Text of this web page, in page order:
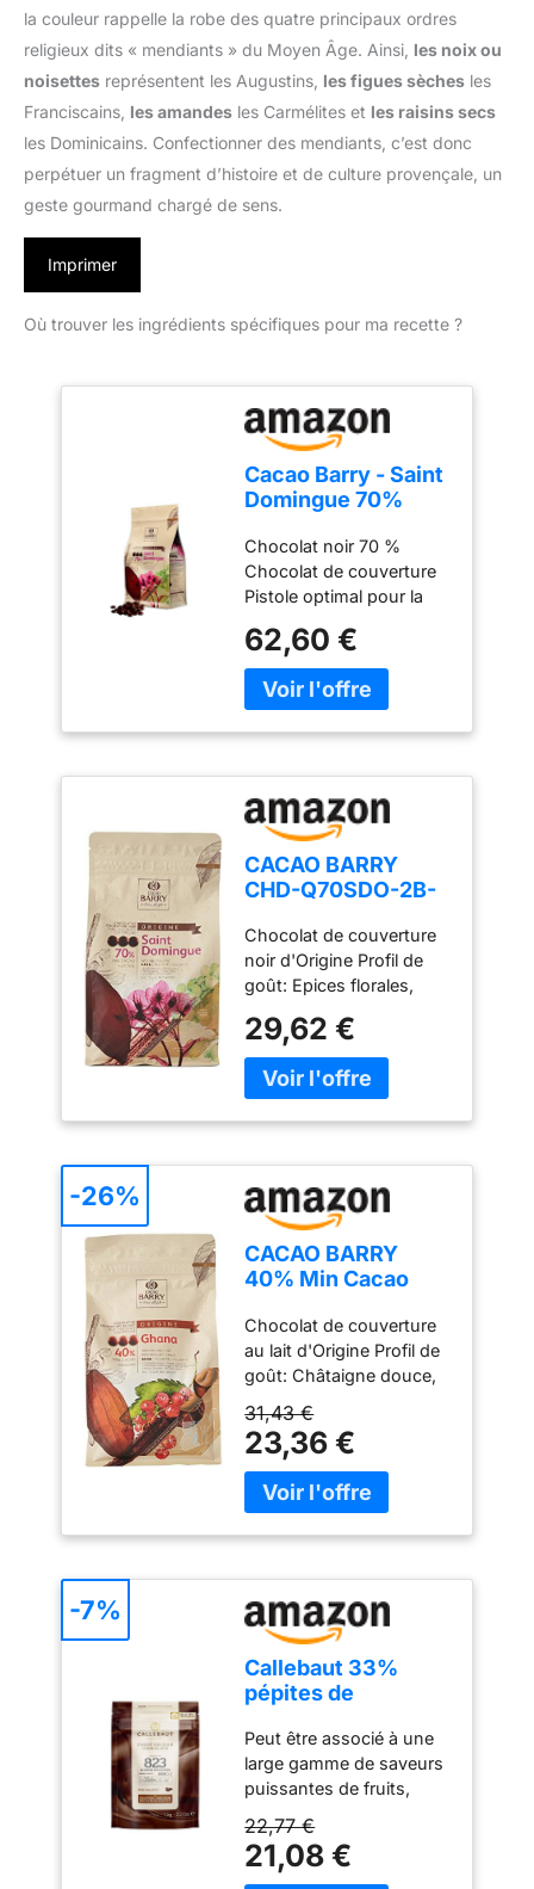
la couleur rappelle la robe des quatre principaux ordres
religieux dits « mendiants » du Moyen Âge. Ainsi, les noix ou
noisettes représentent les Augustins, les figues sèches les
Franciscains, les amandes les Carmélites et les raisins secs
les Dominicains. Confectionner des mendiants, c’est donc
perpétuer un fragment d’histoire et de culture provençale, un
geste gourmand chargé de sens.
Imprimer
Où trouver les ingrédients spécifiques pour ma recette ?
Cacao Barry - Saint
Domingue 70%
noir de couverture
pistoles 2,5 kg
Chocolat noir 70 %
Chocolat de couverture
Pistole optimal pour la
porfessionnels et les
particuliers Origine Saint
Domingue sac de 2.5Kg
62,60 €
CACAO BARRY
CHD-Q70SDO-2B-
Cacao Chocolat
Saint Domingue
Pistoles 1 kg
Chocolat de couverture
noir d'Origine Profil de
goût: Epices florales,
Application: Moulage,
Tablette, Enrobage
29,62 €
CACAO BARRY
40% Min Cacao
Pistoles 1 kg
Chocolat de couverture
au lait d'Origine Profil de
goût: Châtaigne douce,
notes caramel
Application: Moulage,
Tablette, Enrobage
31,43 €
23,36 €
-26%
Callebaut 33%
pépites de
(callets) 1kg
Peut être associé à une
large gamme de saveurs
puissantes de fruits,
laitiers ou de liqueur. Le
cœur du chocolat est le
22,77 €
21,08 €
-7%